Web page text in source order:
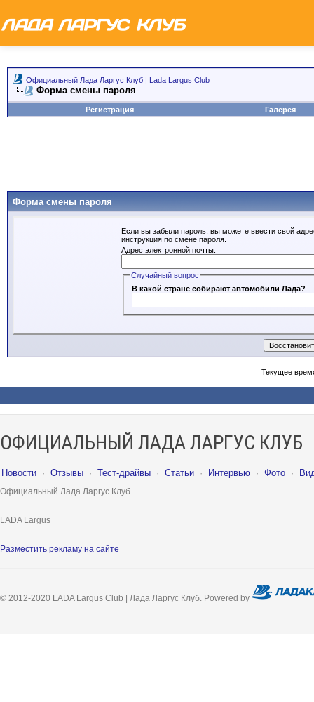
Официальный Лада Ларгус Клуб | Lada Largus Club
Форма смены пароля
Регистрация Галерея
Форма смены пароля
Если вы забыли пароль, вы можете ввести свой
инструкция по смене пароля.
Адрес электронной почты:
Случайный вопрос
В какой стране собирают автомобили Лада?
Текущее
ОФИЦИАЛЬНЫЙ ЛАДА ЛАРГУС КЛУБ
Новости · Отзывы · Тест-драйвы · Статьи · Интервью · Фото ·
Официальный Лада Ларгус Клуб
LADA Largus
Разместить рекламу на сайте
© 2012-2020 LADA Largus Club | Лада Ларгус Клуб. Powered by